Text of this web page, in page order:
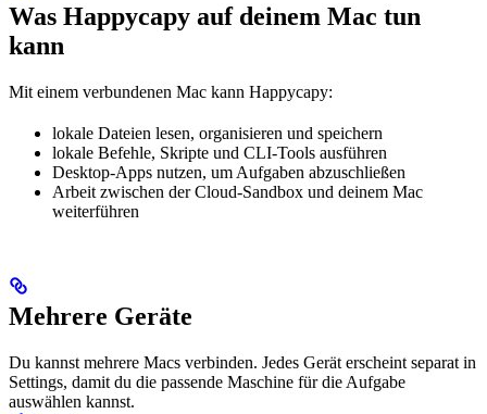
Was Happycapy auf deinem Mac tun
kann
Mit einem verbundenen Mac kann Happycapy:
lokale Dateien lesen, organisieren und speichern
lokale Befehle, Skripte und CLI-Tools ausführen
Desktop-Apps nutzen, um Aufgaben abzuschließen
Arbeit zwischen der Cloud-Sandbox und deinem Mac
weiterführen
Mehrere Geräte
Du kannst mehrere Macs verbinden. Jedes Gerät erscheint separat in
Settings, damit du die passende Maschine für die Aufgabe
auswählen kannst.